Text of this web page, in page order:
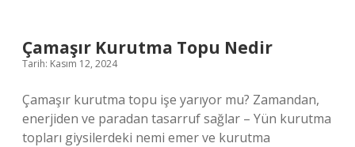
Çamaşır Kurutma Topu Nedir
Tarih: Kasım 12, 2024
Çamaşır kurutma topu işe yarıyor mu? Zamandan,
enerjiden ve paradan tasarruf sağlar – Yün kurutma
topları giysilerdeki nemi emer ve kurutma